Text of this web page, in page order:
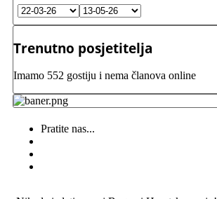
Trenutno posjetitelja
Imamo 552 gostiju i nema članova online
Pratite nas...